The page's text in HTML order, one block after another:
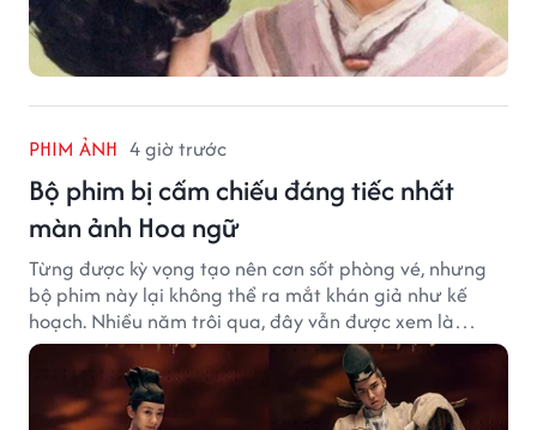
PHIM ẢNH 4 giờ trước
Bộ phim bị cấm chiếu đáng tiếc nhất
màn ảnh Hoa ngữ
Từng được kỳ vọng tạo nên cơn sốt phòng vé, nhưng
bộ phim này lại không thể ra mắt khán giả như kế
hoạch. Nhiều năm trôi qua, đây vẫn được xem là
trường hợp đáng tiếc bậc nhất của màn ảnh Hoa ngữ.